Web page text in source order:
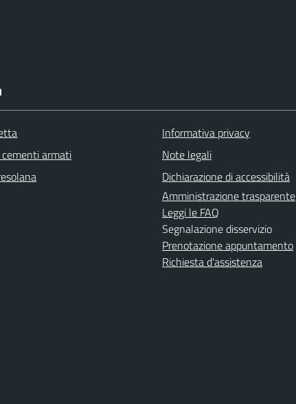
armati
Informativa privacy
Note legali
Dichiarazione di accessibilità
Amministrazione trasparente
Leggi le FAQ
Segnalazione disservizio
Prenotazione appuntamento
Richiesta d'assistenza